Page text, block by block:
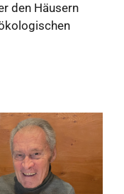
den Häusern